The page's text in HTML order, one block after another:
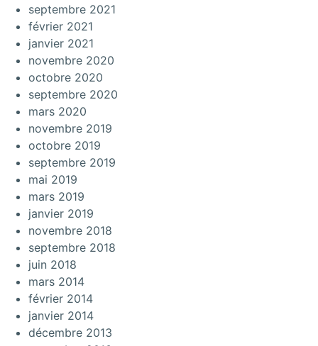
septembre 2021
février 2021
janvier 2021
novembre 2020
octobre 2020
septembre 2020
mars 2020
novembre 2019
octobre 2019
septembre 2019
mai 2019
mars 2019
janvier 2019
novembre 2018
septembre 2018
juin 2018
mars 2014
février 2014
janvier 2014
décembre 2013